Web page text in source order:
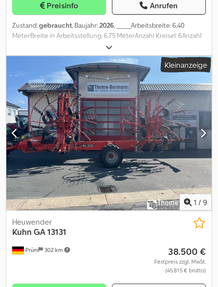
Preisinfo Anrufen
Zustand:gebraucht, Baujahr:2026, _____Arbeitsbreite: 6,40
MeterBreite in Arbeitsstellung: 6,75 MeterAnzahl Kreisel: 6Anzahl
Zinkenarme pro Kreisel 6Transportbreitee: 2,95
MeterTransporthöhe: 3,30 MeterZetten am Feldrand: durch
manuelle Schrägstellung der RäderGrasabweiser über den
ZinkenwindungenStreuwinkeleinstellung starrKreiselantrieb
über DIGIDRIVE-Fingerkupplung aus geschmiedetem,
einsatzgehärtetem StahlZapfwellendrehzahl 540Ballonreifen
15x6.00-6Außenkreisel zum Transport hydraulisch
hochgeklapptDreipunktanbau Kat. 2 Schwenkkopf-
Nachlaufeinrichtungmechanischer Schwingungsdämpfer1
einfach wirkendes SteuergerätLeistungsbedarf an der Zapfwelle:
22 kW/30 PSGewicht: ca. 850 kg,Lagerort:54595 Prüm Dcodpfx
Kleinanzeige
1 / 9
Prüm 302 km
Heuwender
Kuhn GA 13131
38.500 €
Festpreis zzgl. MwSt.
(45.815 € brutto)